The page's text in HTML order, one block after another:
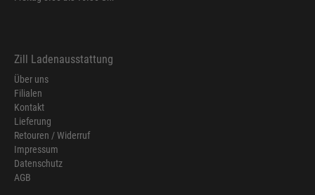
Zill Ladenausstattung
Über uns
Filialen
Kontakt
Lieferung
Retouren / Widerruf
Impressum
Datenschutz
AGB